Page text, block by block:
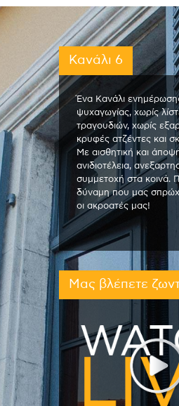
Κανάλι 6
Ένα Κανάλι
ψυχαγωγίας, χωρίς
τραγουδιών, χωρίς
κρυφές ατζέντες και
Με αισθητική και
ανιδιοτέλεια,
συμμετοχή στα κοινά.
δύναμη που μας
οι ακροατές μας!
Μας βλέπετε